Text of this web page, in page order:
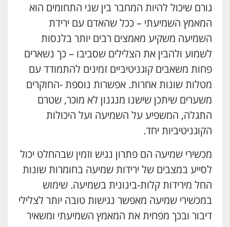
גורם שיכול להיות המחבר בין שני התחומים הוא
המאמץ השמיעתי – ככל שהאדם עם ירידת
השמיעה משקיע מאמצים רבים יותר בלנסות
לשמוע ולהבין את הצלילים שסביבו – כך נשארים
פחות משאבים קוגניטיביים זמינים להתמודד עם
מטלות שונות אחרות. אפשרות נוספת -החוקרים
משערים שיתכן שישנו מנגנון לא מוכר, שטרם
התגלה, המשפיע על השמיעה ועל היכולות
הקוגניטיביות יחד.
מכשירי שמיעה הם פתרון נגיש וזמין שבהחלט יכול
לסייע במצבים של ירידות שמיעה בחומרות שונות
החל מירידות קלות-בינונית בשמיעה. שימוש
במכשירי שמיעה מאפשר נגישות טובה יותר לצלילי
דיבור ובכך מפחית את המאמץ השמיעתי ומשאיר